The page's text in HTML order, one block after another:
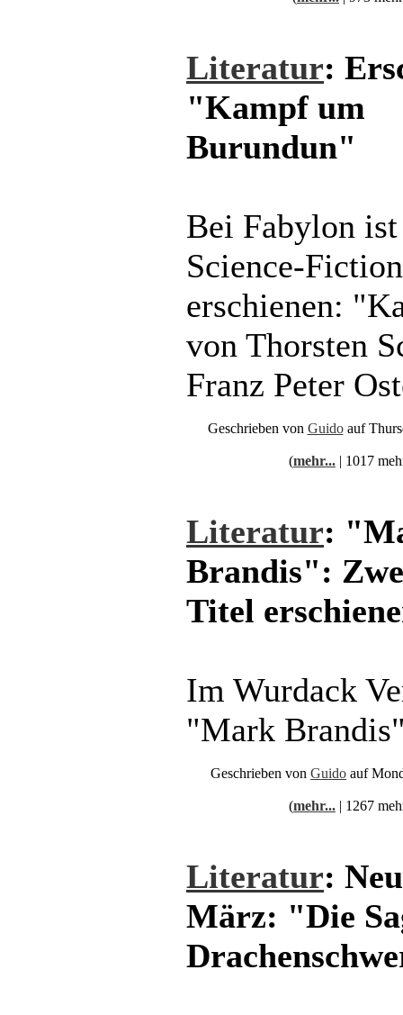
Literatur:
"Kampf um
Burundun"
Bei Fabylon
Science-
erschienen:
von Thorsten
Franz Peter
Geschrieben von Guidoauf
(mehr... | 1017
Literatur:
Brandis":
Titel
Im Wurdack
"Mark
Geschrieben von Guido auf
(mehr... | 1267
Literatur:
März: "Die